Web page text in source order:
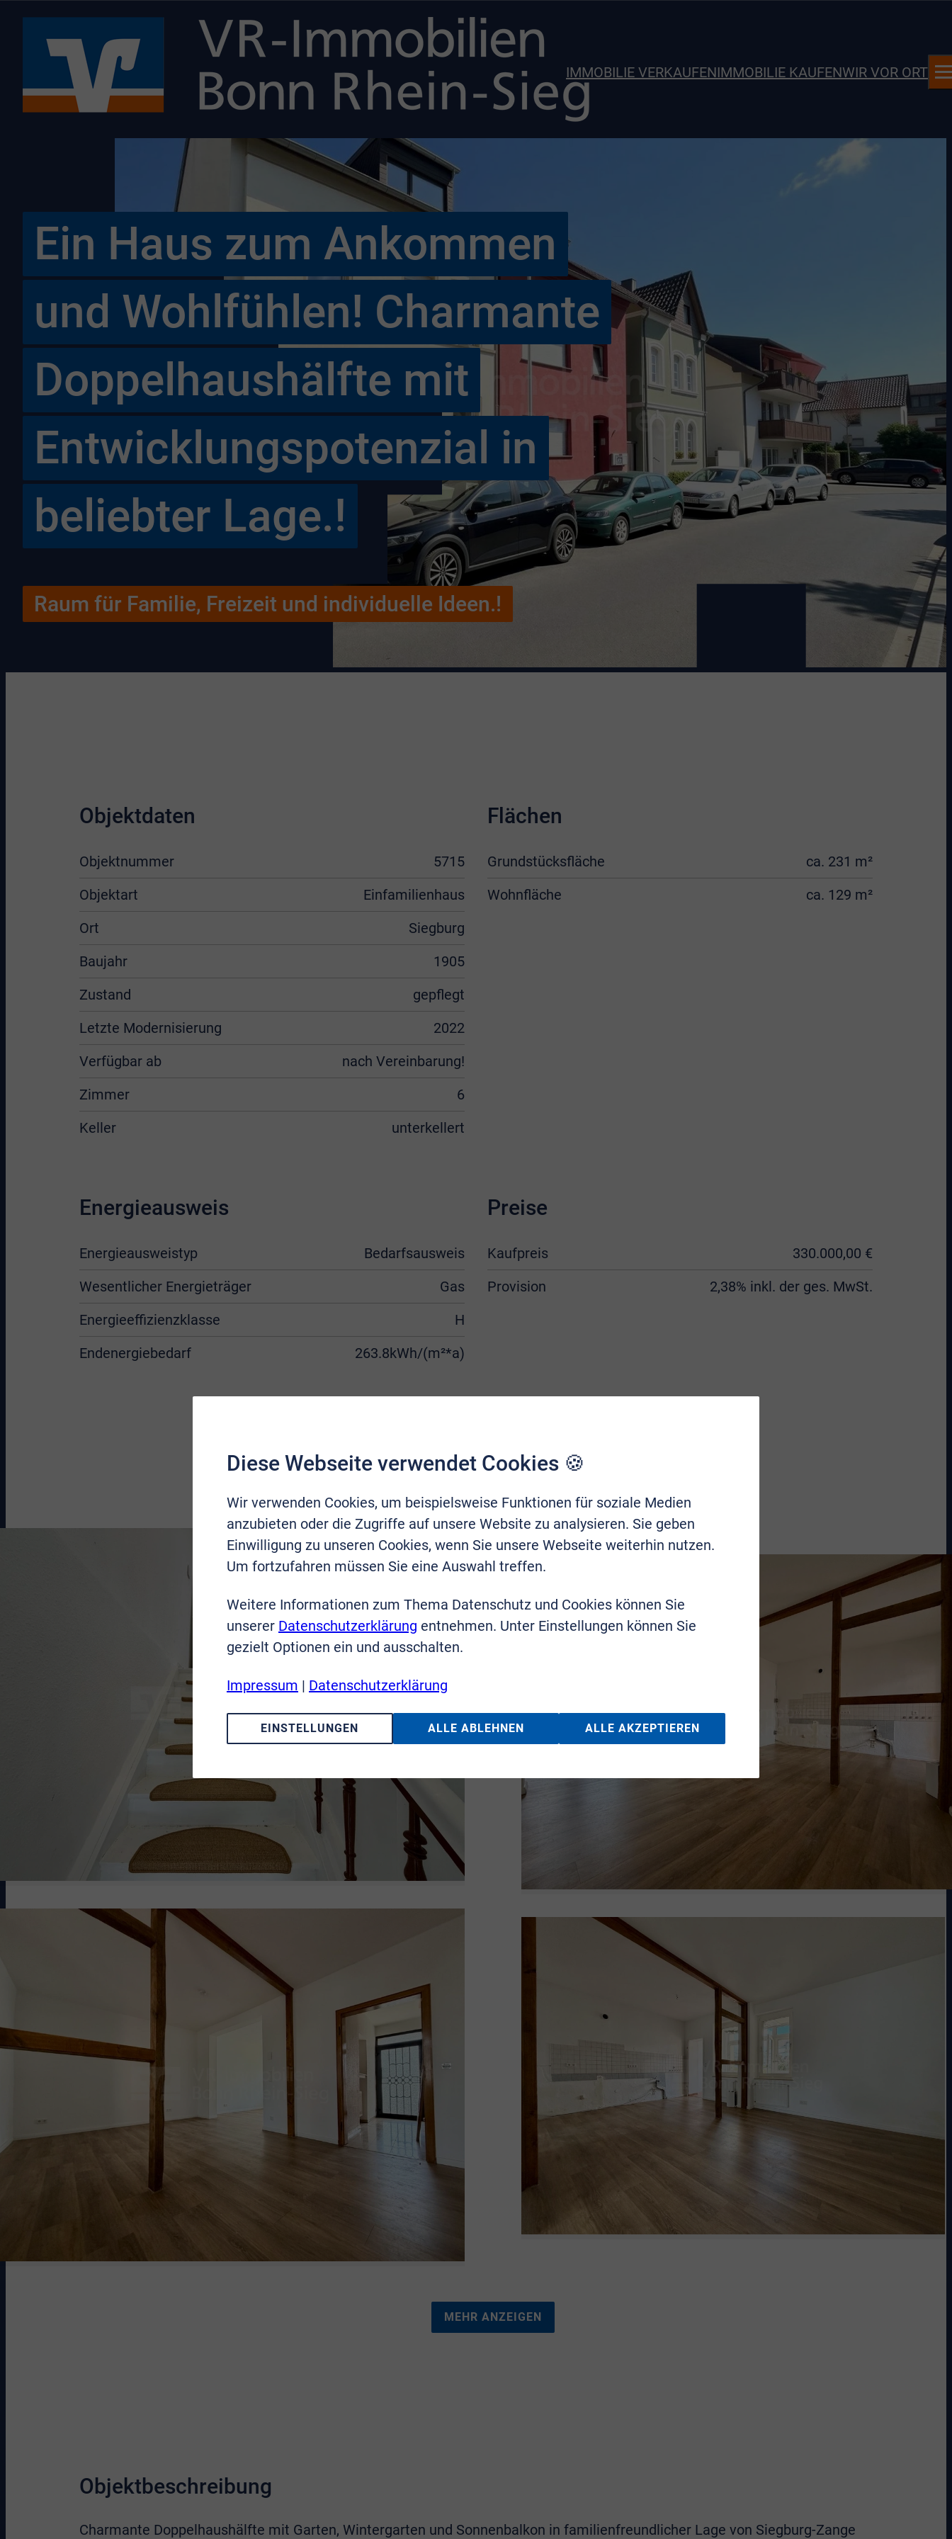
IMMOBILIE VERKAUFENIMMOBILIE KAUFENWIR VOR ORT
Ein Haus zum Ankommen
und Wohlfühlen! Charmante
Doppelhaushälfte mit
Entwicklungspotenzial in
beliebter Lage.!
Raum für Familie, Freizeit und individuelle Ideen.!
Objektdaten
Objektnummer
5715
Objektart
Einfamilienhaus
Ort
Siegburg
Baujahr
1905
Zustand
gepflegt
Letzte Modernisierung
2022
Verfügbar ab
nach Vereinbarung!
Zimmer
6
Keller
unterkellert
Flächen
Grundstücksfläche
ca. 231 m²
Wohnfläche
ca. 129 m²
Energieausweis
Energieausweistyp
Bedarfsausweis
Wesentlicher Energieträger
Gas
Energieeffizienzklasse
H
Endenergiebedarf
263.8kWh/(m²*a)
Preise
Kaufpreis
330.000,00 €
Provision
2,38% inkl. der ges. MwSt.
MEHR ANZEIGEN
Objektbeschreibung
Charmante Doppelhaushälfte mit Garten, Wintergarten und Sonnenbalkon in familienfreundlicher Lage von Siegburg-Zange
Diese Webseite verwendet Cookies 🍪
Wir verwenden Cookies, um beispielsweise Funktionen für soziale Medien
anzubieten oder die Zugriffe auf unsere Website zu analysieren. Sie geben
Einwilligung zu unseren Cookies, wenn Sie unsere Webseite weiterhin nutzen.
Um fortzufahren müssen Sie eine Auswahl treffen.
Weitere Informationen zum Thema Datenschutz und Cookies können Sie
unserer Datenschutzerklärung entnehmen. Unter Einstellungen können Sie
gezielt Optionen ein und ausschalten.
Impressum | Datenschutzerklärung
EINSTELLUNGEN ALLE ABLEHNEN ALLE AKZEPTIEREN